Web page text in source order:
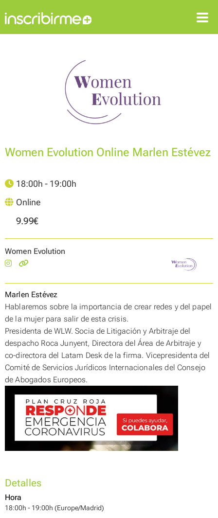
Women Evolution Online Marlen Estévez
18:00h - 19:00h
Online
9.99€
Marlen Estévez
Hablaremos sobre la importancia de crear redes y del papel
de la mujer para salir de esta crisis.
Presidenta de WLW. Socia de Litigación y Arbitraje del
despacho Roca Junyent, Directora del Área de Arbitraje y
co-directora del Latam Desk de la firma. Vicepresidenta del
Comité de Servicios Jurídicos Internacionales del Consejo
de Abogados Europeos.
Women Evolution
Detalles
Hora
18:00h - 19:00h (Europe/Madrid)